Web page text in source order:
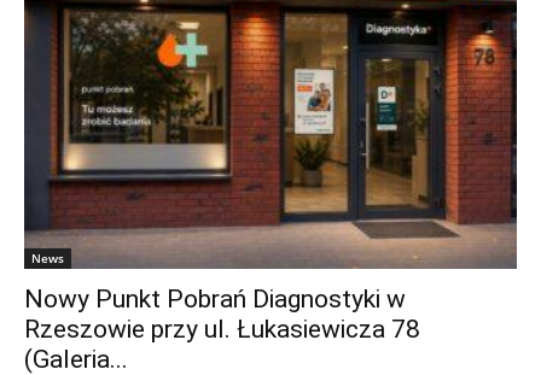
News
Nowy Punkt Pobrań Diagnostyki w
Rzeszowie przy ul. Łukasiewicza 78
(Galeria...